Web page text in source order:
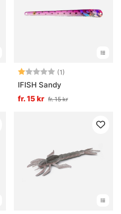
Betyg: (1)
IFISH Sandy
fr. 15 kr fr. 15 kr